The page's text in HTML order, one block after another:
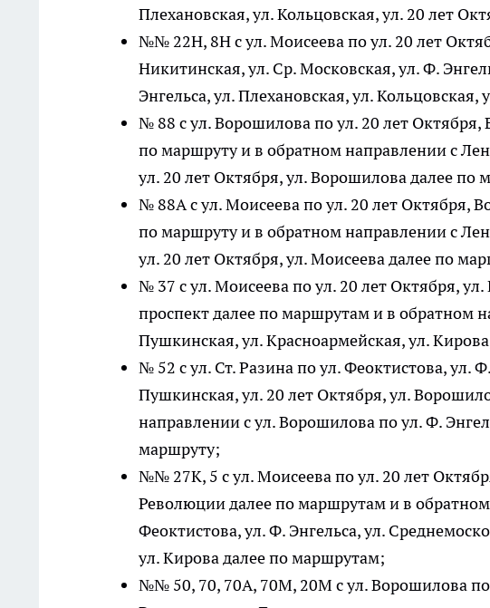
Плехановская, ул. Кольцовская, ул. 20 лет
№№ 22Н, 8Н с ул. Моисеева по ул. 20 лет
Никитинская, ул. Ср. Московская, ул. Ф.
Энгельса, ул. Плехановская, ул.
№ 88 с ул. Ворошилова по ул. 20 лет Октября,
по маршруту и в обратном направлении с
ул. 20 лет Октября, ул. Ворошилова далее по
№ 88А с ул. Моисеева по ул. 20 лет Октября,
по маршруту и в обратном направлении с
ул. 20 лет Октября, ул. Моисеева далее по
№ 37 с ул. Моисеева по ул. 20 лет Октября,
проспект далее по маршрутам и в обратном
Пушкинская, ул. Красноармейская, ул.
№ 52 с ул. Ст. Разина по ул. Феоктистова, ул.
Пушкинская, ул. 20 лет Октября, ул.
направлении с ул. Ворошилова по ул. Ф.
маршруту;
№№ 27К, 5 с ул. Моисеева по ул. 20 лет
Революции далее по маршрутам и в
Феоктистова, ул. Ф. Энгельса, ул.
ул. Кирова далее по маршрутам;
№№ 50, 70, 70А, 70М, 20М с ул. Ворошилова по